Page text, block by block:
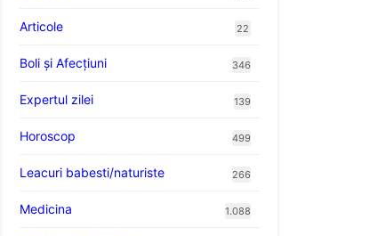
Articole 22
Boli și Afecțiuni 346
Expertul zilei 139
Horoscop 499
Leacuri babesti/naturiste 266
Medicina 1.088